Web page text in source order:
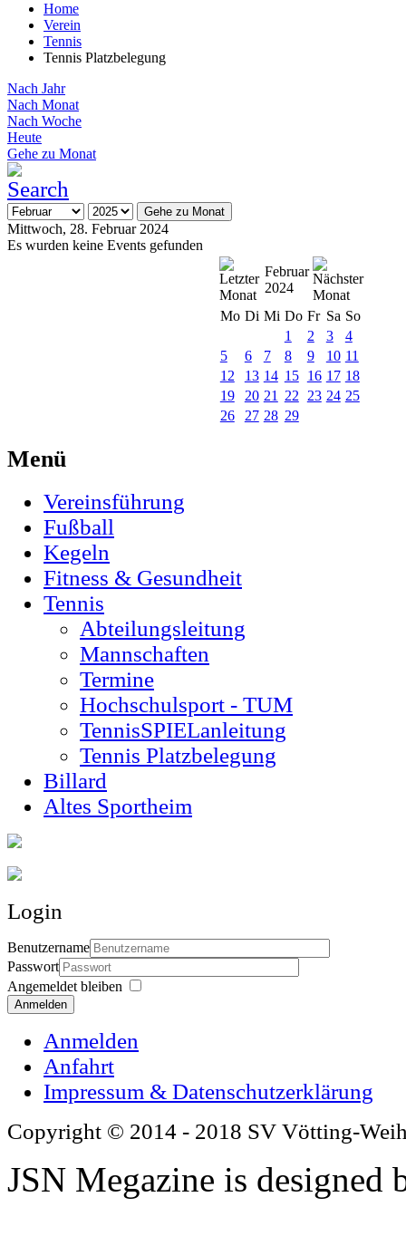
Home
Verein
Tennis
Tennis Platzbelegung
Nach Jahr
Nach Monat
Nach Woche
Heute
Gehe zu Monat
Gehe zu Monat
Mittwoch, 28. Februar 2024
Es wurden keine Events gefunden
Februar
2024
Mo Di Mi Do Fr Sa So
1
2 3
4
5
6 7 8 9 10 11
12
13 14 15 16 17 18
19
20 21 22 23 24 25
26
27 28 29
Menü
Vereinsführung
Fußball
Kegeln
Fitness & Gesundheit
Tennis
Abteilungsleitung
Mannschaften
Termine
Hochschulsport - TUM
TennisSPIELanleitung
Tennis Platzbelegung
Billard
Altes Sportheim
Login
Benutzername
Passwort
Angemeldet bleiben
Anmelden
Anmelden
Anfahrt
Impressum & Datenschutzerklärung
Copyright © 2014 - 2018 SV Vötting-
JSN Megazine is designed